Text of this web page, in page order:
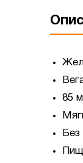
85
Без